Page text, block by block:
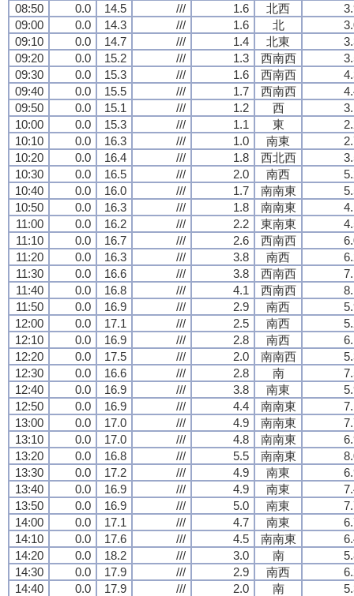
08:50
0.0 14.5 /// 1.6 北西
09:00
0.0 14.3 /// 1.6 北
09:10
0.0 14.7 /// 1.4 北東
09:20
0.0 15.2 /// 1.3 西南西
09:30
0.0 15.3 /// 1.6 西南西
09:40
0.0 15.5 /// 1.7 西南西
09:50
0.0 15.1 /// 1.2 西
10:00
0.0 15.3 /// 1.1 東
10:10
0.0 16.3 /// 1.0 南東
10:20
0.0 16.4 /// 1.8 西北西
10:30
0.0 16.5 /// 2.0 南西
10:40
0.0 16.0 /// 1.7 南南東
10:50
0.0 16.3 /// 1.8 南南東
11:00
0.0 16.2 /// 2.2 東南東
11:10
0.0 16.7 /// 2.6 西南西
11:20
0.0 16.3 /// 3.8 南西
11:30
0.0 16.6 /// 3.8 西南西
11:40
0.0 16.8 /// 4.1 西南西
11:50
0.0 16.9 /// 2.9 南西
12:00
0.0 17.1 /// 2.5 南西
12:10
0.0 16.9 /// 2.8 南西
12:20
0.0 17.5 /// 2.0 南南西
12:30
0.0 16.6 /// 2.8 南
12:40
0.0 16.9 /// 3.8 南東
12:50
0.0 16.9 /// 4.4 南南東
13:00
0.0 17.0 /// 4.9 南南東
13:10
0.0 17.0 /// 4.8 南南東
13:20
0.0 16.8 /// 5.5 南南東
13:30
0.0 17.2 /// 4.9 南東
13:40
0.0 16.9 /// 4.9 南東
13:50
0.0 16.9 /// 5.0 南東
14:00
0.0 17.1 /// 4.7 南東
14:10
0.0 17.6 /// 4.5 南南東
14:20
0.0 18.2 /// 3.0 南
14:30
0.0 17.9 /// 2.9 南西
14:40
0.0 17.9 /// 2.0 南